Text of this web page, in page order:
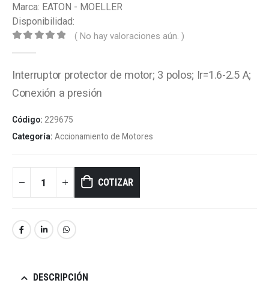
Marca: EATON - MOELLER
Disponibilidad:
( No hay valoraciones aún. )
Interruptor protector de motor; 3 polos; Ir=1.6-2.5 A;
Conexión a presión
Código: 229675
Categoría: Accionamiento de Motores
COTIZAR
DESCRIPCIÓN